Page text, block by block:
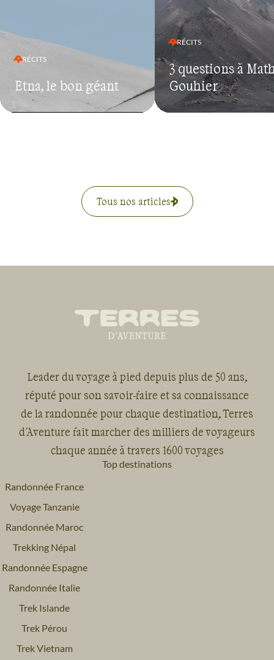
RÉCITS
Etna, le bon géant
RÉCITS
3 questions à
Gouhier
Tous nos articles
Leader du voyage à pied depuis plus de 50 ans,
réputé pour son savoir-faire et sa connaissance
de la randonnée pour chaque destination, Terres
d'Aventure fait marcher des milliers de voyageurs
chaque année à travers 1600 voyages
Top destinations
Randonnée France
Voyage Tanzanie
Randonnée Maroc
Trekking Népal
Randonnée Espagne
Randonnée Italie
Trek Islande
Trek Pérou
Trek Vietnam